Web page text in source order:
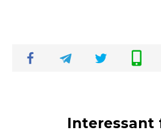
Interessant